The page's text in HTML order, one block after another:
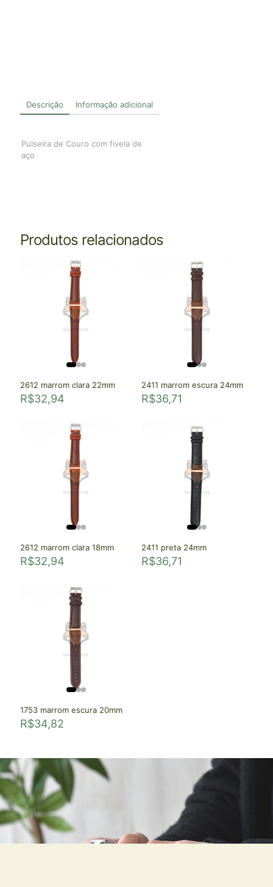
Descrição Informação adicional
Pulseira de Couro com fivela de
aço
Produtos relacionados
2612 marrom clara 22mm
R$32,94
2411 marrom escura 24mm
R$36,71
2612 marrom clara 18mm
R$32,94
2411 preta 24mm
R$36,71
1753 marrom escura 20mm
R$34,82